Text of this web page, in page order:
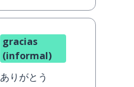
gracias
(informal)
ありがとう